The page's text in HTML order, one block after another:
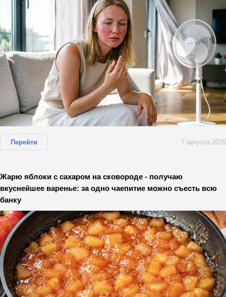
Перейти 7 августа 2026
Жарю яблоки с сахаром на сковороде - получаю
вкуснейшее варенье: за одно чаепитие можно съесть всю
банку